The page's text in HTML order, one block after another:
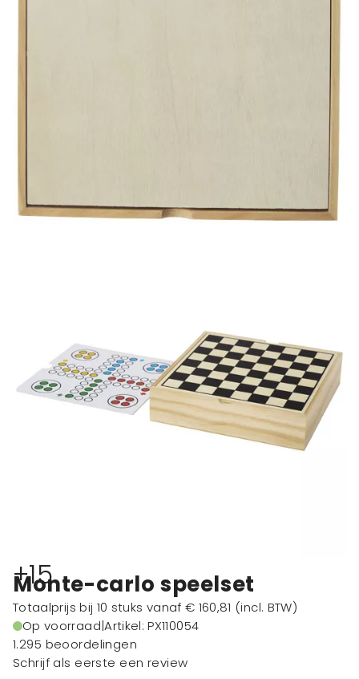
+15
Monte-carlo speelset
Totaalprijs bij 10 stuks vanaf € 160,81 (incl. BTW)
Op voorraad|Artikel: PX110054
1.295 beoordelingen
Schrijf als eerste een review